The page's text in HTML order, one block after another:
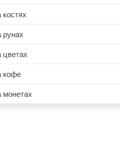
костях
рунах
цветах
кофе
монетах